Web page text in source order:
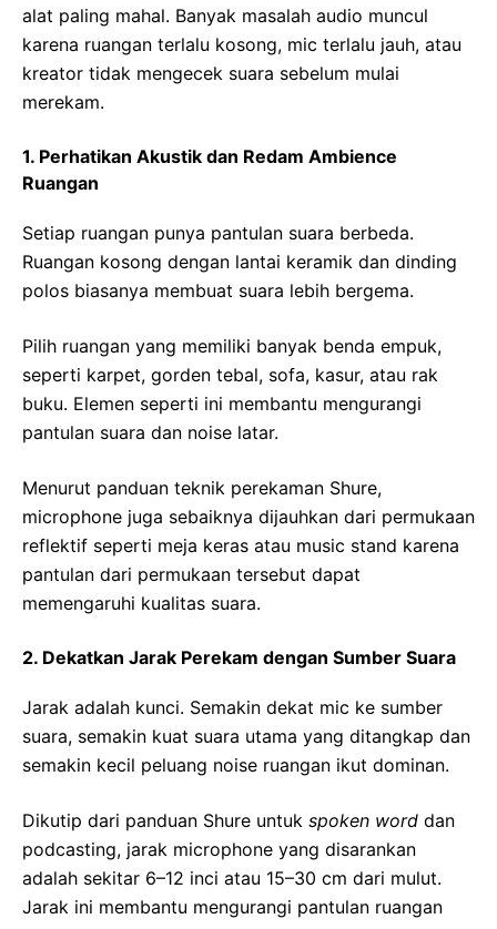
alat paling mahal. Banyak masalah audio muncul
karena ruangan terlalu kosong, mic terlalu jauh, atau
kreator tidak mengecek suara sebelum mulai
merekam.
1. Perhatikan Akustik dan Redam Ambience
Ruangan
Setiap ruangan punya pantulan suara berbeda.
Ruangan kosong dengan lantai keramik dan dinding
polos biasanya membuat suara lebih bergema.
Pilih ruangan yang memiliki banyak benda empuk,
seperti karpet, gorden tebal, sofa, kasur, atau rak
buku. Elemen seperti ini membantu mengurangi
pantulan suara dan noise latar.
Menurut panduan teknik perekaman Shure,
microphone juga sebaiknya dijauhkan dari permukaan
reflektif seperti meja keras atau music stand karena
pantulan dari permukaan tersebut dapat
memengaruhi kualitas suara.
2. Dekatkan Jarak Perekam dengan Sumber Suara
Jarak adalah kunci. Semakin dekat mic ke sumber
suara, semakin kuat suara utama yang ditangkap dan
semakin kecil peluang noise ruangan ikut dominan.
Dikutip dari panduan Shure untuk spoken word dan
podcasting, jarak microphone yang disarankan
adalah sekitar 6–12 inci atau 15–30 cm dari mulut.
Jarak ini membantu mengurangi pantulan ruangan